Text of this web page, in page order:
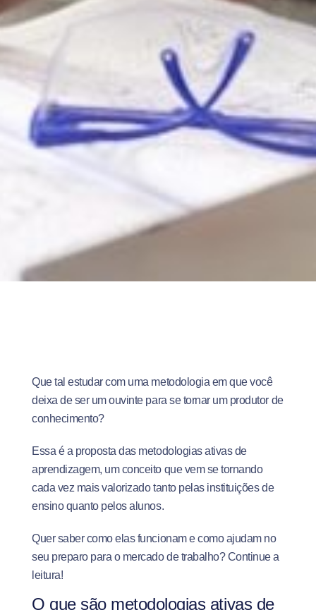
Que tal estudar com uma metodologia em que você
deixa de ser um ouvinte para se tornar um produtor de
conhecimento?
Essa é a proposta das metodologias ativas de
aprendizagem, um conceito que vem se tornando
cada vez mais valorizado tanto pelas instituições de
ensino quanto pelos alunos.
Quer saber como elas funcionam e como ajudam no
seu preparo para o mercado de trabalho? Continue a
leitura!
O que são metodologias ativas de